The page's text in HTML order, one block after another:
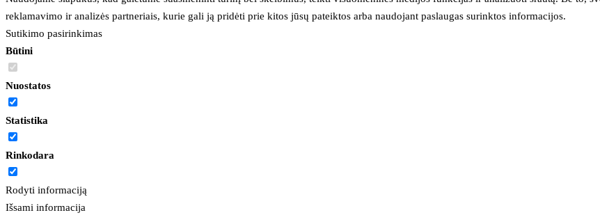
reklamavimo ir analizės partneriais, kurie gali ją pridėti prie kitos jūsų pateiktos arba naudojant paslaugas surinktos informacijos.
Sutikimo pasirinkimas
Būtini
Nuostatos
Statistika
Rinkodara
Rodyti informaciją
Išsami informacija